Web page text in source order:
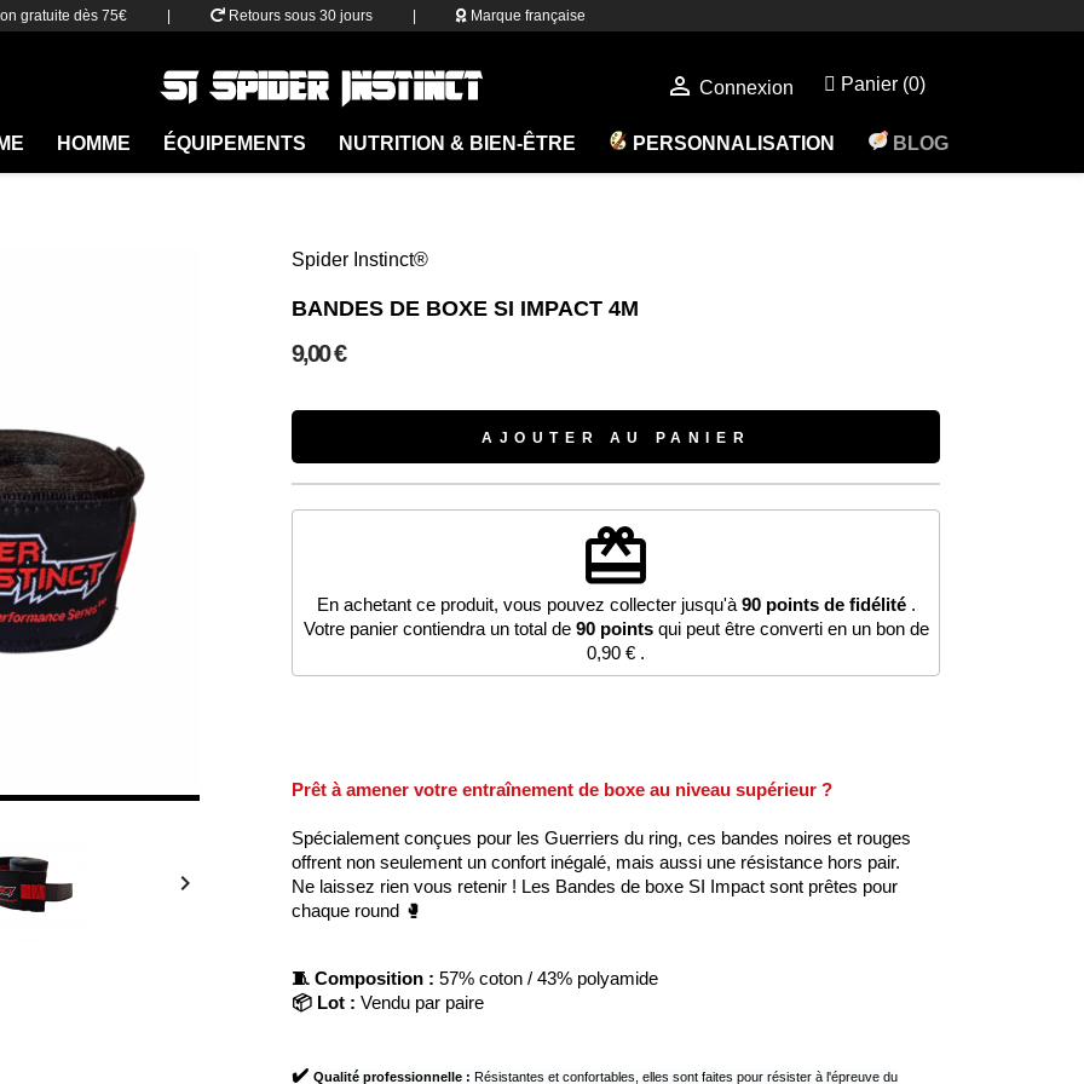
gratuite dès 75€ Retours sous 30 jours Marque française
 Connexion Panier (0)
HOMME ÉQUIPEMENTS NUTRITION & BIEN-ÊTRE PERSONNALISATION BLOG

Spider Instinct®
BANDES DE BOXE SI IMPACT 4M
9,00 €
AJOUTER AU PANIER
redeem
En achetant ce produit, vous pouvez collecter jusqu'à 90points de fidélité.
Votre panier contiendra un total de 90pointsqui peut être converti en un bon de
0,90 € .
Prêt à amener votre entraînement de boxe au niveau supérieur ?
Spécialement conçues pour les Guerriers du ring, ces bandes noires et rouges
offrent non seulement un confort inégalé, mais aussi une résistance hors pair.
Ne laissez rien vous retenir ! Les Bandes de boxe SI Impact sont prêtes pour
chaque round 🥊
🧵 Composition : 57% coton / 43% polyamide
📦 Lot : Vendu par paire
✔️ Qualité professionnelle: Résistantes et confortables, elles sont faites pour résister à l'épreuve du